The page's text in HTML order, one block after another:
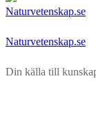
Naturvetenskap.se
Din källa till